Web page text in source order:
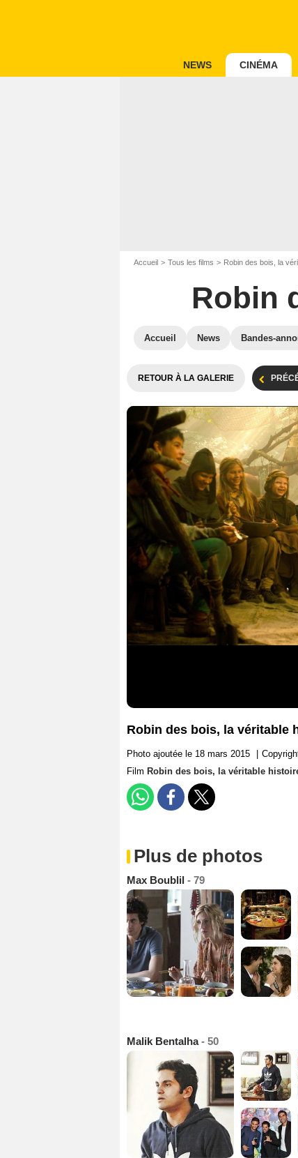
NEWS CINÉMA
Accueil Tous les films Robin des bois, la
Robin
Accueil News Bandes-
RETOUR À LA GALERIE
Robin des bois, la véritable
Photo ajoutée le 18 mars 2015
Film Robin des bois, la véritable
Plus de photos
Max Boublil - 79
Malik Bentalha- 50